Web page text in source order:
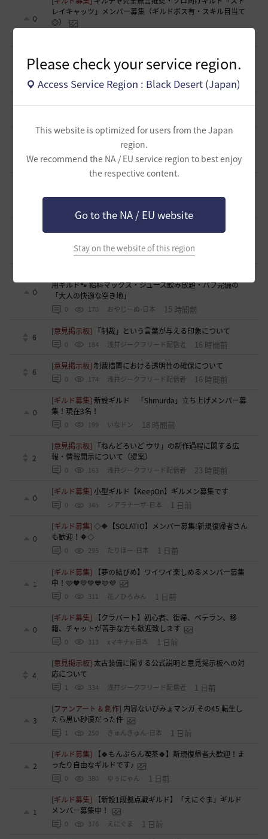
Please check your service region.
Access Service Region : Black Desert (Japan)
This website is optimized for users from the Japan
region.
We recommend the NA / EU service region to best enjoy
the respective content.
Go to the NA / EU website
Stay on the website of this region
0
レイキャッツ」メンバー募集（ギルドボス有・スキル目当て
◎）
1
[自由掲示板]
【二次創作】顎顎たる檻・第三幕 ―野生のバ
グ、あるいは最弱の検証―
0 114 浅井ジークフリード配信者 6 時間前
5
[意見掲示板]日本法人としての立場について感じたこと
【Esprit -エスプリ-】ギルドメンバー募集中🎵
自由度高めなギルドです！青の戦場⚓参戦中！！
0 173 aquria-日本 11 時間前
ほのぼの生活ギルド「天狐もふもふ」メンバー
189 まっしろくろすけ 14 時間前
0
用ギルド🐾 給料マックス・ジュース飲み放題・バフ完備の
「大人の快適な空き地」
0 170 おやじーぬ-日本 15 時間前
6
[意見掲示板] 「制裁」という言葉が与える印象について
0 184 浅井ジークフリード配信者 16 時間前
6
[意見掲示板]制裁措置における透明性の確保について
0 174 浅井ジークフリード配信者 16 時間前
0
[ギルド募集]新設ギルド 「Shmurda」立ち上げメンバー募
集！現在3名！
0 199 いなドン 18 時間前
2
[意見掲示板]
「ねんどろいど ウサ」の制作過程に関する広
報・情報開示について（提案）
0 163 浅井ジークフリード配信者 23 時間前
0
[ギルド募集]小型ギルド【KeepOn】ギルメン募集です
0 345 シアラナーザ-日本 1 日前
0
[ギルド募集]◇🔶【SOLATIO】メンバー募集!新規復帰者さん
も歓迎！🔶◇
0 295 たりほー-日本 1 日前
1
[ギルド募集]
【夢の結びめ】ワイワイ楽しめるメンバー募集
中！🩷🧡💛💚💙🩵💜
0 311 花ノひろみん 1 日前
0
[ギルド募集]
【クラバート】初心者、復帰、ベテラン、移
籍、チャットが苦手な方も歓迎致します
0 313 xマキナx-日本 1 日前
4
[意見掲示板] 太古装備に関する公式説明と意見掲示板への対
応について
1 334 浅井ジークフリード配信者 1 日前
3
[ファンアート & 創作] 内容ないびみょマンガ その45 転生し
たら黒い砂漠だった件
1 250 きゅんきゅん-日本 1 日前
2
[ギルド募集]
【🍀もんぶらん喫茶🍀】新規復帰者大歓迎！ま
ったり自由なギルドです♪
0 380 ゆぅにゃん 1 日前
1
[ギルド募集]
【新設1段拠点戦ギルド】「えにぐま」ギルド
メンバー募集中！
0 376 えにぐま 1 日前